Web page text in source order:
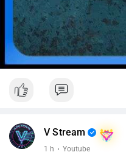
V Stream
1 h · Youtube